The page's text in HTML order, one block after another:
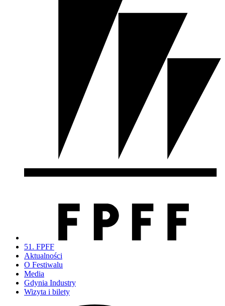
51. FPFF
Aktualności
O Festiwalu
Media
Gdynia Industry
Wizyta i bilety